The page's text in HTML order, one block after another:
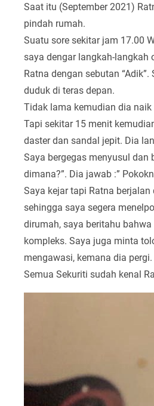
Saat itu (September 2021)
pindah rumah.
Suatu sore sekitar jam 17.00
saya dengar langkah-langkah
Ratna dengan sebutan
duduk di teras depan.
Tidak lama kemudian dia naik
Tapi sekitar 15 menit
daster dan sandal jepit. Dia
Saya bergegas menyusul dan
dimana?”. Dia jawab :”
Saya kejar tapi Ratna
sehingga saya segera
dirumah, saya beritahu
kompleks. Saya juga minta
mengawasi, kemana dia
Semua Sekuriti sudah kenal